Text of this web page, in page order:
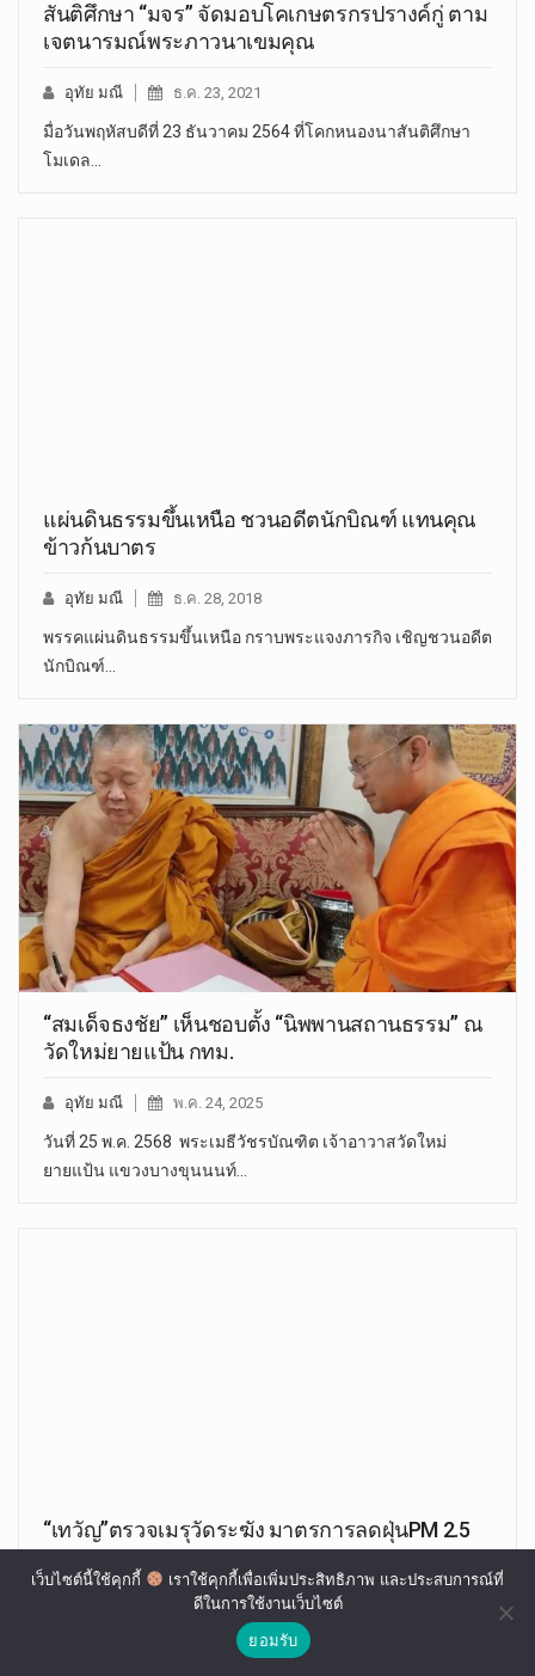
สันติศึกษา “มจร” จัดมอบโคเกษตรกรปรางค์กู่ ตาม
เจตนารมณ์พระภาวนาเขมคุณ
อุทัย มณี ธ.ค. 23, 2021
มื่อวันพฤหัสบดีที่ 23 ธันวาคม 2564 ที่โคกหนองนาสันติศึกษา
โมเดล…
แผ่นดินธรรมขึ้นเหนือ ชวนอดีตนักบิณฑ์ แทนคุณ
ข้าวก้นบาตร
อุทัย มณี ธ.ค. 28, 2018
พรรคแผ่นดินธรรมขึ้นเหนือ กราบพระแจงภารกิจ เชิญชวนอดีต
นักบิณฑ์…
“สมเด็จธงชัย” เห็นชอบตั้ง “นิพพานสถานธรรม” ณ
วัดใหม่ยายแป้น กทม.
อุทัย มณี พ.ค. 24, 2025
วันที่ 25 พ.ค. 2568 พระเมธีวัชรบัณฑิต เจ้าอาวาสวัดใหม่
ยายแป้น แขวงบางขุนนนท์…
“เทวัญ”ตรวจเมรุวัดระฆัง มาตรการลดฝุ่นPM 2.5
อุทัย มณี ม.ค. 27, 2020
"เทวัญ"ตรวจเมรุวัดระฆัง มาตรการลดฝุ่นPM 2.5 พร้อมแจก
หน้ากากอนามัยแก่ประชาชนและนักท่องเที่ยว…
เว็บไซต์นี้ใช้คุกกี้
เราใช้คุกกี้เพื่อเพิ่มประสิทธิภาพ และประสบการณ์ที่
ดีในการใช้งานเว็บไซต์
ยอมรับ